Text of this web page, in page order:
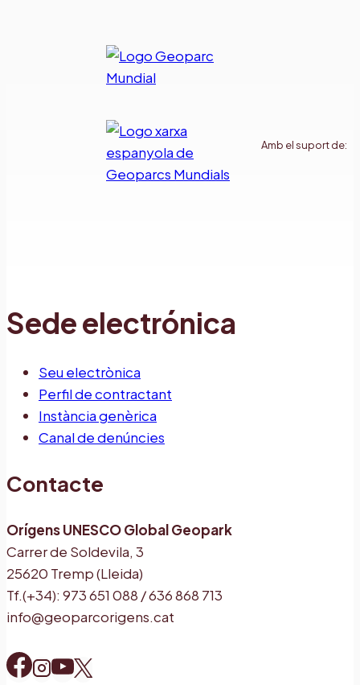
Amb el suport de:
Sede electrónica
Seu electrònica
Perfil de contractant
Instància genèrica
Canal de denúncies
Contacte
Orígens UNESCO Global Geopark
Carrer de Soldevila, 3
25620 Tremp (Lleida)
Tf.(+34): 973 651 088 / 636 868 713
info@geoparcorigens.cat